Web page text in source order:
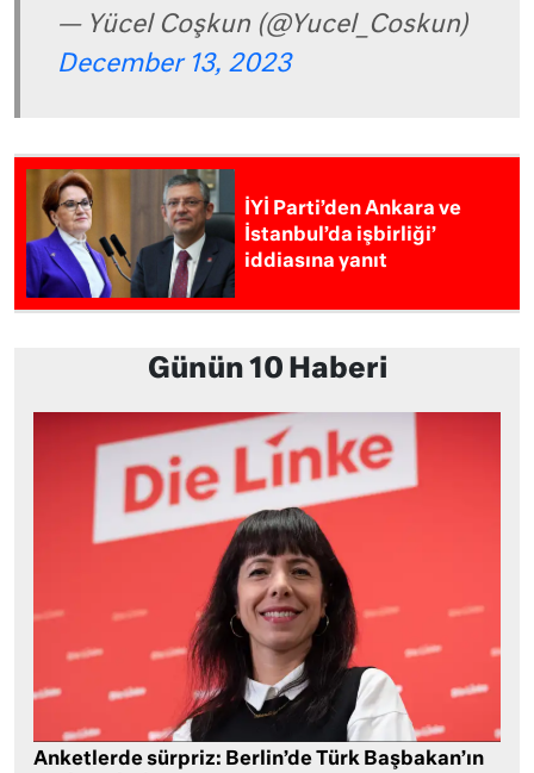
— Yücel Coşkun (@Yucel_Coskun)
December 13, 2023
İYİ Parti’den Ankara ve
İstanbul’da işbirliği’
iddiasına yanıt
Günün 10 Haberi
Anketlerde sürpriz: Berlin’de Türk Başbakan’ın